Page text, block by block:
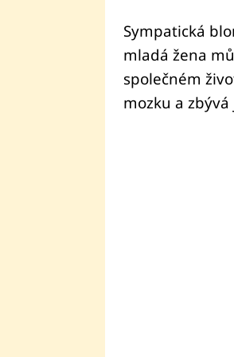
Sympatická
mladá žena
společném
mozku a